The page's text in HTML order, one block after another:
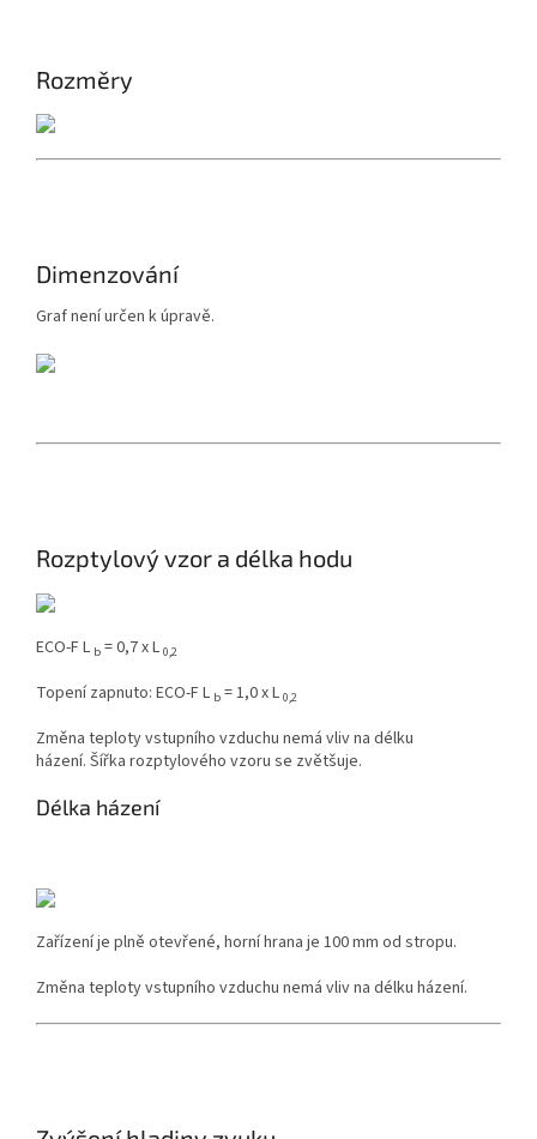
Rozměry
Dimenzování
Graf není určen k úpravě.
Rozptylový vzor a délka hodu
ECO-F L b = 0,7 x L 0,2
Topení zapnuto: ECO-F L b = 1,0 x L 0,2
Změna teploty vstupního vzduchu nemá vliv na délku
házení. Šířka rozptylového vzoru se zvětšuje.
Délka házení
Zařízení je plně otevřené, horní hrana je 100 mm od stropu.
Změna teploty vstupního vzduchu nemá vliv na délku házení.